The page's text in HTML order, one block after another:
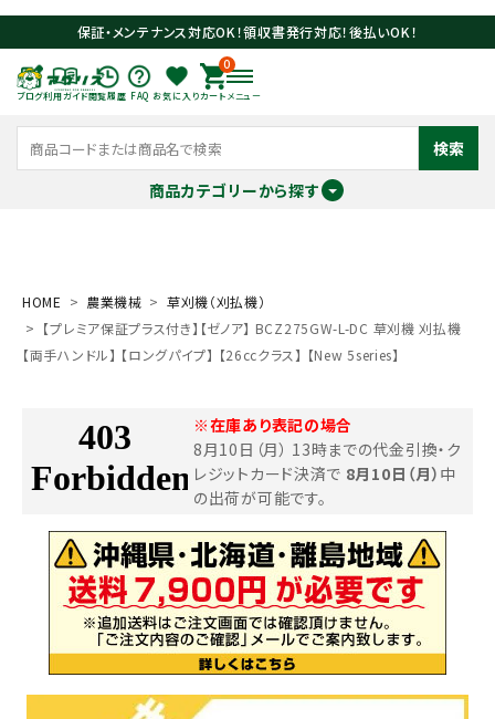
保証・メンテナンス対応OK！領収書発行対応！後払いOK！
ブログ利用ガイド閲覧履歴 FAQ お気に入り
0
カート メニュー
検索
商品カテゴリーから探す
search
お気に入り一覧
閲覧履歴一覧
農業機械
HOME 農業機械
草刈機（刈払機）
【プレミア保証プラス付き】【ゼノア】 BCZ275GW-L-DC 草刈機 刈払機
【両手ハンドル】 【ロングパイプ】 【26ccクラス】 【New 5series】
※在庫あり表記の場合
8月10日（月） 13時までの代金引換・ク
レジットカード決済で 8月10日（月） 中
の出荷が可能です。